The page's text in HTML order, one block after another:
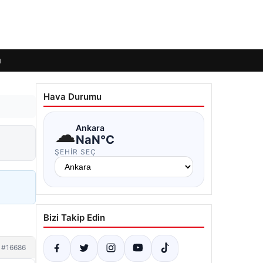
#16686
Hava Durumu
☁Ankara
NaN°C
ŞEHIR SEÇ
Bizi Takip Edin